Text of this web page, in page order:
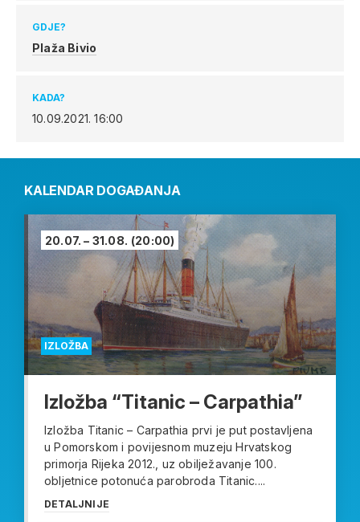
GDJE?
Plaža Bivio
KADA?
10.09.2021.16:00
KALENDAR DOGAĐANJA
IZLOŽBA
20.07. – 31.08. (20:00)
Izložba “Titanic – Carpathia”
Izložba Titanic – Carpathia prvi je put postavljena
u Pomorskom i povijesnom muzeju Hrvatskog
primorja Rijeka 2012., uz obilježavanje 100.
obljetnice potonuća parobroda Titanic....
DETALJNIJE